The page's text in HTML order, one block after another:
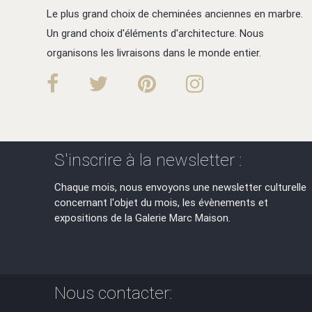
Le plus grand choix de cheminées anciennes en marbre.
Un grand choix d'éléments d'architecture. Nous
organisons les livraisons dans le monde entier.
S'inscrire à la newsletter :
Chaque mois, nous envoyons une newsletter culturelle
concernant l'objet du mois, les évènements et
expositions de la Galerie Marc Maison.
Nous contacter: